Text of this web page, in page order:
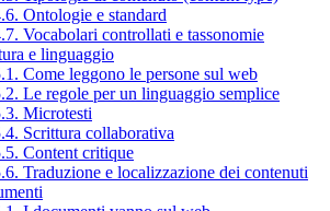
Ontologie e standard
Vocabolari controllati e tassonomie
e linguaggio
Come leggono le persone sul web
Le regole per un linguaggio semplice
Microtesti
Scrittura collaborativa
Content critique
Traduzione e localizzazione dei contenuti